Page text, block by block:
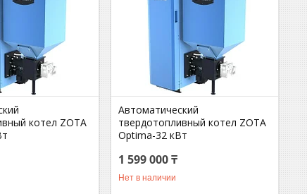
котел ZOTA
Автоматический
твердотопливный котел ZOTA
Optima-32 кВт
1 599 000 ₸
Нет в наличии